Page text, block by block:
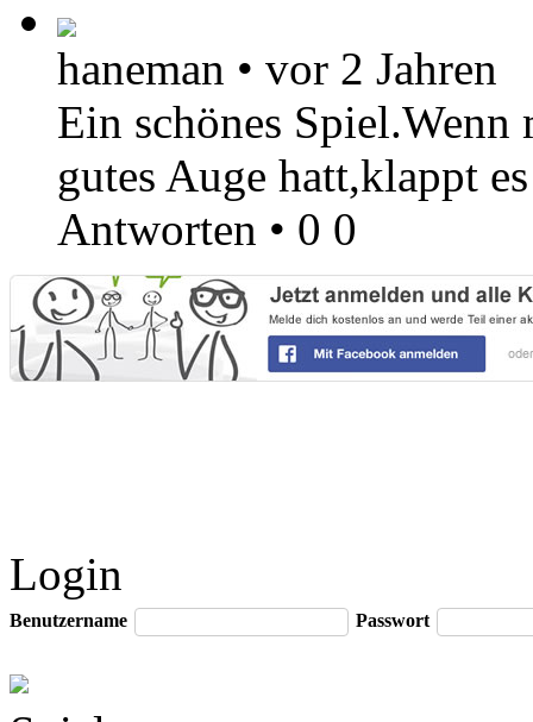
haneman • vor 2 Jahren
Ein schönes Spiel.Wenn
gutes Auge hatt,klappt
Antworten • 0 0
Login
Benutzername Passwort